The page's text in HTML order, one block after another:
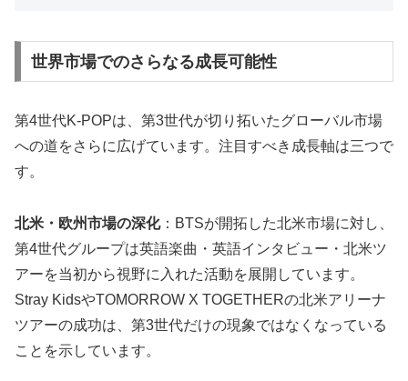
世界市場でのさらなる成長可能性
第4世代K-POPは、第3世代が切り拓いたグローバル市場
への道をさらに広げています。注目すべき成長軸は三つで
す。
北米・欧州市場の深化：BTSが開拓した北米市場に対し、
第4世代グループは英語楽曲・英語インタビュー・北米ツ
アーを当初から視野に入れた活動を展開しています。
Stray KidsやTOMORROW X TOGETHERの北米アリーナ
ツアーの成功は、第3世代だけの現象ではなくなっている
ことを示しています。